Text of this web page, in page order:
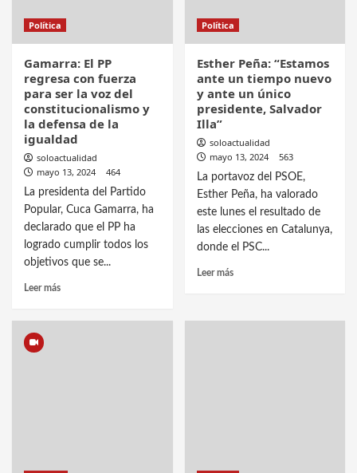
Política
Gamarra: El PP
regresa con fuerza
para ser la voz del
constitucionalismo y
la defensa de la
igualdad
soloactualidad
mayo 13, 2024
464
La presidenta del Partido
Popular, Cuca Gamarra, ha
declarado que el PP ha
logrado cumplir todos los
objetivos que se...
Leer más
Política
Esther Peña: “Estamos
ante un tiempo nuevo
y ante un único
presidente, Salvador
Illa”
soloactualidad
mayo 13, 2024
563
La portavoz del PSOE,
Esther Peña, ha valorado
este lunes el resultado de
las elecciones en Catalunya,
donde el PSC...
Leer más